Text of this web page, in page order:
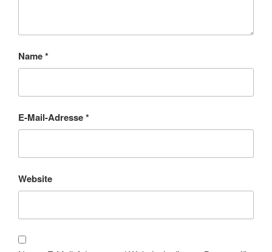
Name*
E-Mail-Adresse*
Website